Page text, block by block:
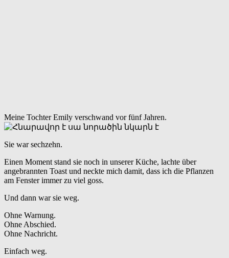
Meine Tochter Emily verschwand vor fünf Jahren.
Sie war sechzehn.
Einen Moment stand sie noch in unserer Küche, lachte über
angebrannten Toast und neckte mich damit, dass ich die Pflanzen
am Fenster immer zu viel goss.
Und dann war sie weg.
Ohne Warnung.
Ohne Abschied.
Ohne Nachricht.
Einfach weg.